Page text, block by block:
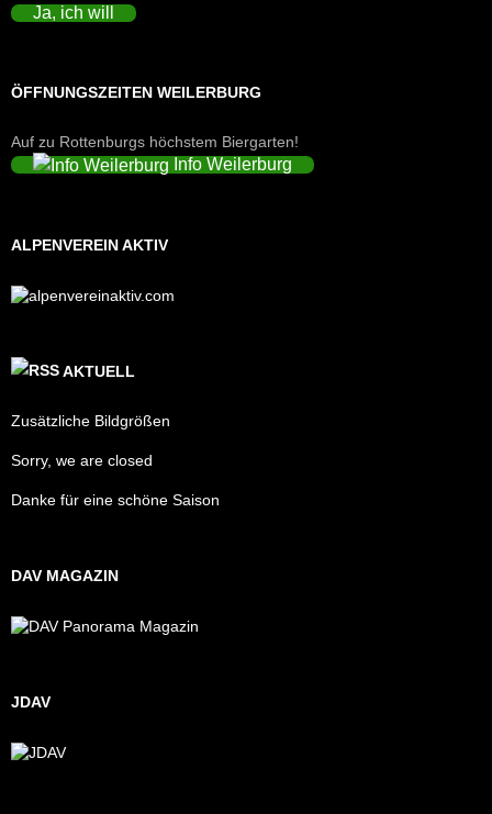
Ja, ich will
ÖFFNUNGSZEITEN WEILERBURG
Auf zu Rottenburgs höchstem Biergarten!
Info Weilerburg
ALPENVEREIN AKTIV
AKTUELL
Zusätzliche Bildgrößen
Sorry, we are closed
Danke für eine schöne Saison
DAV MAGAZIN
JDAV